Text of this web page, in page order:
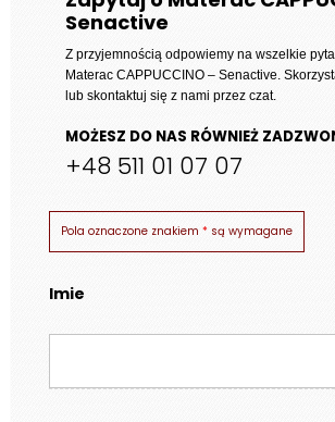
728 zł
Senactive
Z przyjemnością odpowiemy na wszelkie
Materac CAPPUCCINO – Senactive.
lub skontaktuj się z nami przez czat.
MOŻESZ DO NAS RÓWNIEŻ
+48 511 01 07 07
Pola oznaczone znakiem * są wymagane
Imie